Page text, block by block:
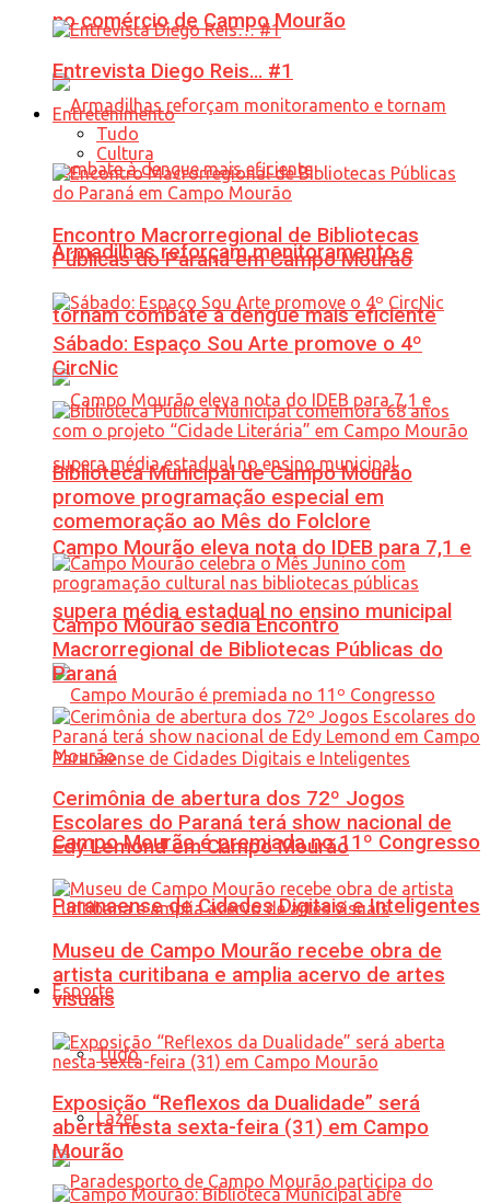
no comércio de Campo Mourão
Armadilhas reforçam monitoramento e
tornam combate à dengue mais eficiente
Campo Mourão eleva nota do IDEB para 7,1 e
supera média estadual no ensino municipal
Campo Mourão é premiada no 11º Congresso
Paranaense de Cidades Digitais e Inteligentes
Esporte
Tudo
Lazer
Entrevista Diego Reis… #1
Entretenimento
Tudo
Cultura
Encontro Macrorregional de Bibliotecas
Públicas do Paraná em Campo Mourão
Sábado: Espaço Sou Arte promove o 4º
CircNic
Biblioteca Municipal de Campo Mourão
promove programação especial em
comemoração ao Mês do Folclore
Campo Mourão sedia Encontro
Macrorregional de Bibliotecas Públicas do
Paraná
Cerimônia de abertura dos 72º Jogos
Escolares do Paraná terá show nacional de
Edy Lemond em Campo Mourão
Museu de Campo Mourão recebe obra de
artista curitibana e amplia acervo de artes
visuais
Exposição “Reflexos da Dualidade” será
aberta nesta sexta-feira (31) em Campo
Mourão